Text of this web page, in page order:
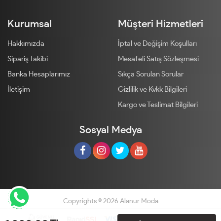
Kurumsal
Hakkımızda
Sipariş Takibi
Banka Hesaplarımız
İletişim
Müşteri Hizmetleri
İptal ve Değişim Koşulları
Mesafeli Satış Sözleşmesi
Sıkça Sorulan Sorular
Gizlilik ve Kvkk Bilgileri
Kargo ve Teslimat Bilgileri
Sosyal Medya
Copyrights © 2026 Alanur Moda